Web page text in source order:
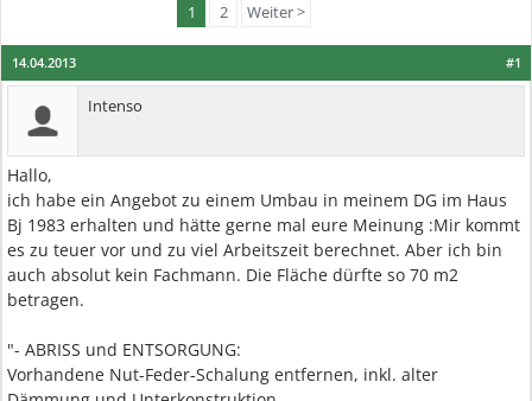
1 2 Weiter >
#1
14.04.2013
Intenso
Hallo,
ich habe ein Angebot zu einem Umbau in meinem DG im Haus
Bj 1983 erhalten und hätte gerne mal eure Meinung :Mir kommt
es zu teuer vor und zu viel Arbeitszeit berechnet. Aber ich bin
auch absolut kein Fachmann. Die Fläche dürfte so 70 m2
betragen.
"- ABRISS und ENTSORGUNG:
Vorhandene Nut-Feder-Schalung entfernen, inkl. alter